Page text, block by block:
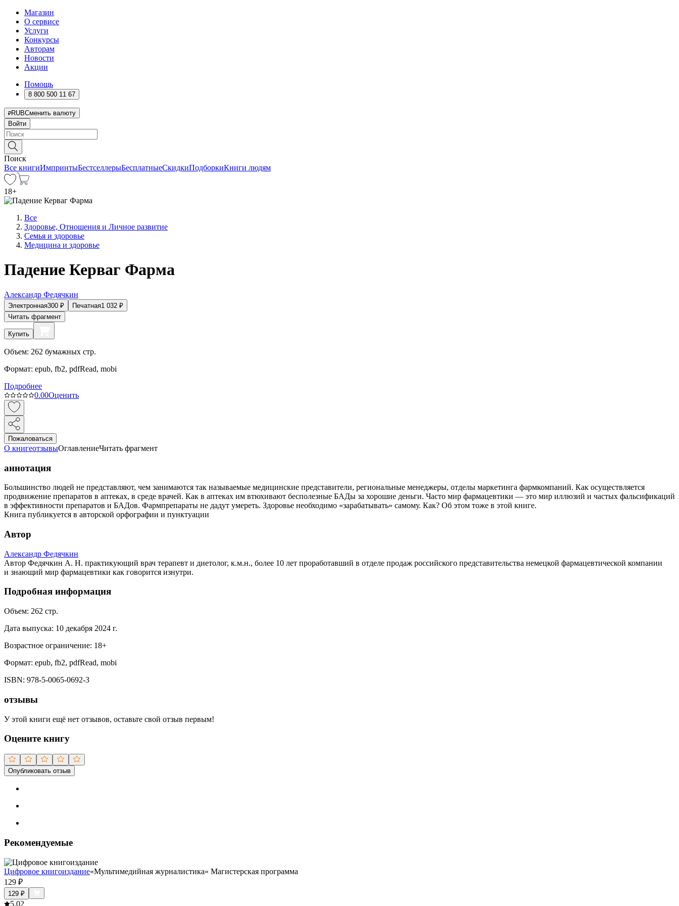
Магазин
О сервисе
Услуги
Конкурсы
Авторам
Новости
Акции
Помощь
8 800 500 11 67
RUBСменить валюту
Войти
Поиск
Все книгиИмпринтыБестселлерыБесплатныеСкидкиПодборкиКниги людям
18+
Все
Здоровье, Отношения и Личное развитие
Семья и здоровье
Медицина и здоровье
Падение Керваг Фарма
Александр Федячкин
Электронная300 ₽ Печатная1 032 ₽
Читать фрагмент
Купить
Объем: 262 бумажных стр.
Формат: epub, fb2, pdfRead, mobi
Подробнее
0.00Оценить
Пожаловаться
О книгеотзывыОглавлениеЧитать фрагмент
аннотация
Большинство людей не представляют, чем занимаются так называемые медицинские представители, региональные менеджеры, отделы маркетинга фармкомпаний. Как осуществляется
продвижение препаратов в аптеках, в среде врачей. Как в аптеках им втюхивают бесполезные БАДы за хорошие деньги. Часто мир фармацевтики — это мир иллюзий и частых фальсификаций
в эффективности препаратов и БАДов. Фармпрепараты не дадут умереть. Здоровье необходимо «зарабатывать» самому. Как? Об этом тоже в этой книге.
Книга публикуется в авторской орфографии и пунктуации
Автор
Александр Федячкин
Автор Федячкин А. Н. практикующий врач терапевт и диетолог, к.м.н., более 10 лет проработавший в отделе продаж российского представительства немецкой фармацевтической компании
и знающий мир фармацевтики как говорится изнутри.
Подробная информация
Объем: 262 стр.
Дата выпуска: 10 декабря 2024 г.
Возрастное ограничение: 18+
Формат: epub, fb2, pdfRead, mobi
ISBN: 978-5-0065-0692-3
отзывы
У этой книги ещё нет отзывов, оставьте свой отзыв первым!
Оцените книгу
Опубликовать отзыв
Рекомендуемые
Цифровое книгоиздание«Мультимедийная журналистика» Магистерская программа
129 ₽
129 ₽
5.02